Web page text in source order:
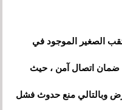
الصغير الموجود في
اتصال آمن ، حيث
وبالتالي منع حدوث فشل